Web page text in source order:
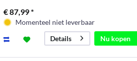
€ 87,99 *
Momenteel niet leverbaar
Details
Nu kopen